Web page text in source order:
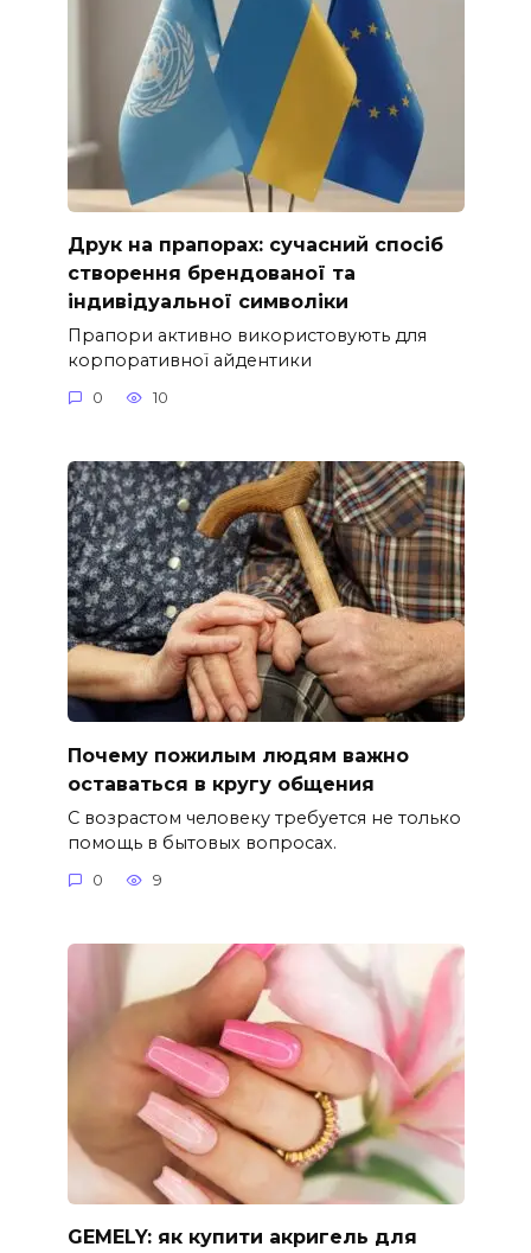
Друк на прапорах: сучасний спосіб
створення брендованої та
індивідуальної символіки
Прапори активно використовують для
корпоративної айдентики
0 10
Почему пожилым людям важно
оставаться в кругу общения
С возрастом человеку требуется не только
помощь в бытовых вопросах.
0 9
GEMELY: як купити акригель для